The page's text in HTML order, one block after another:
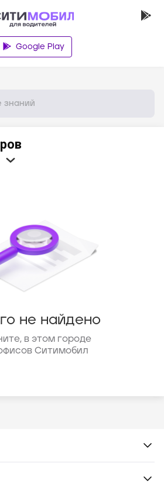
Google Play
не найдено
в этом городе
Ситимобил